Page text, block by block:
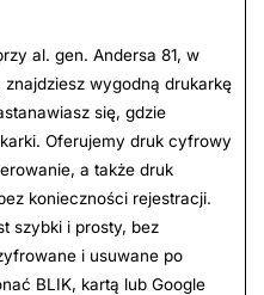
al. gen. Andersa 81, w
znajdziesz wygodną drukarkę
się, gdzie
Oferujemy druk cyfrowy
a także druk
konieczności rejestracji.
szybki i prosty, bez
i usuwane po
BLIK, kartą lub Google